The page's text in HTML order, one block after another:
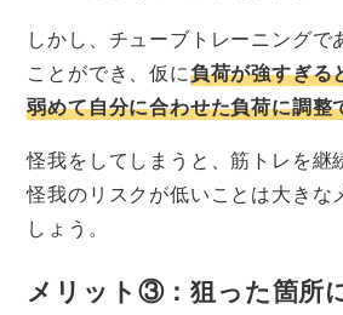
しかし、チューブトレーニングで
ことができ、仮に負荷が強すぎる
弱めて自分に合わせた負荷に調整
怪我をしてしまうと、筋トレを継
怪我のリスクが低いことは大きな
しょう。
メリット③：狙った箇所